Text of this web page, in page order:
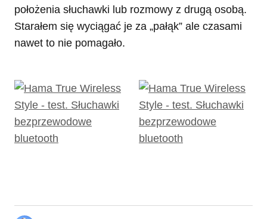
położenia słuchawki lub rozmowy z drugą osobą.
Starałem się wyciągać je za „pałąk” ale czasami
nawet to nie pomagało.